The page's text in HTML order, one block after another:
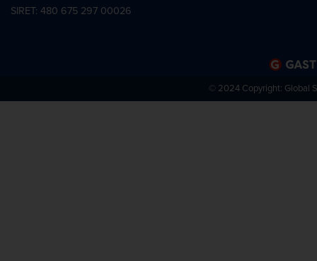
SIRET: 480 675 297 00026
© 2024 Copyright: Global